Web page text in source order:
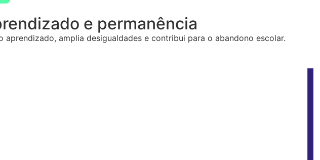
e permanência
amplia desigualdades e contribui para o abandono escolar.